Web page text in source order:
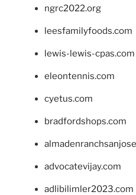
ngrc2022.org
leesfamilyfoods.com
lewis-lewis-cpas.com
eleontennis.com
cyetus.com
bradfordshops.com
advocatevijay.com
adlibilimler2023.com